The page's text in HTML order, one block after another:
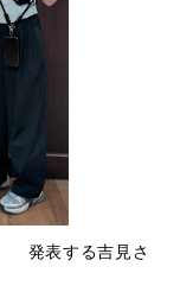
する吉見さ